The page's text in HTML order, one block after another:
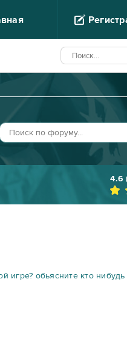
4.6 (
игре? обьясните кто нибудь